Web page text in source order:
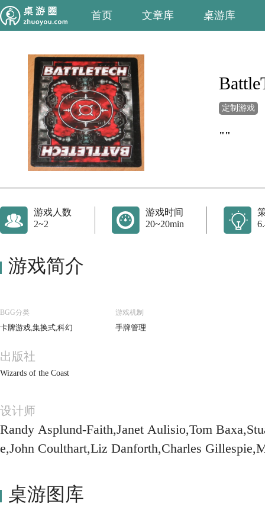
首页 文章库 桌游库
定制游戏
""
游戏人数
2~2
游戏时间
20~20min
游戏简介
BGG分类
卡牌游戏,集换式,科幻
游戏机制
手牌管理
出版社
Wizards of the Coast
设计师
Randy Asplund-Faith,Janet Aulisio,Tom
e,John Coulthart,Liz Danforth,Charles
sey,Ted Naifeh,Mark Poole,Dom Reardon,Tony Roberts,Romas,Zina Saunders,Dou
g Shuler,Mark Simpson (II),Ron Spencer,Pete
桌游图库